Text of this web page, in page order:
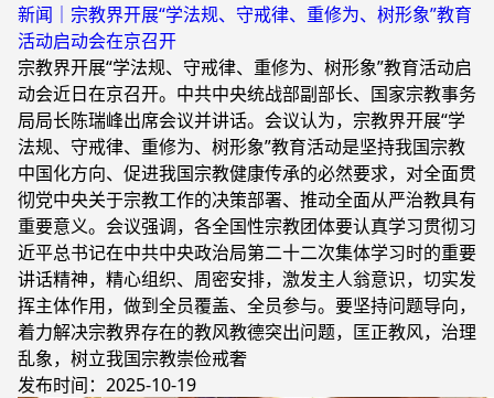
新闻｜宗教界开展“学法规、守戒律、重修为、树形象”教育
活动启动会在京召开
宗教界开展“学法规、守戒律、重修为、树形象”教育活动启
动会近日在京召开。中共中央统战部副部长、国家宗教事务
局局长陈瑞峰出席会议并讲话。会议认为，宗教界开展“学
法规、守戒律、重修为、树形象”教育活动是坚持我国宗教
中国化方向、促进我国宗教健康传承的必然要求，对全面贯
彻党中央关于宗教工作的决策部署、推动全面从严治教具有
重要意义。会议强调，各全国性宗教团体要认真学习贯彻习
近平总书记在中共中央政治局第二十二次集体学习时的重要
讲话精神，精心组织、周密安排，激发主人翁意识，切实发
挥主体作用，做到全员覆盖、全员参与。要坚持问题导向，
着力解决宗教界存在的教风教德突出问题，匡正教风，治理
乱象，树立我国宗教崇俭戒奢
发布时间：2025-10-19